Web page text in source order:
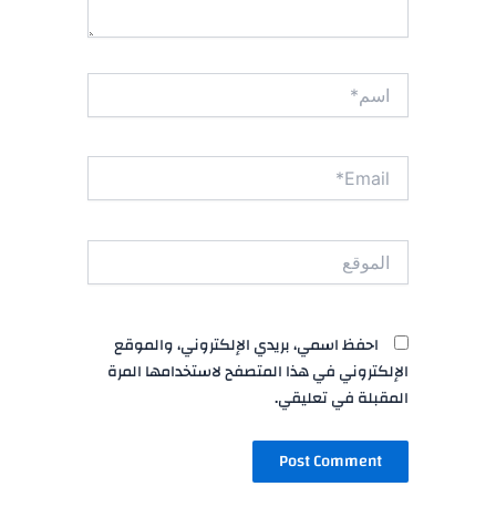
اسم*
Email*
الموقع
احفظ اسمي، بريدي الإلكتروني، والموقع
الإلكتروني في هذا المتصفح لاستخدامها المرة
المقبلة في تعليقي.